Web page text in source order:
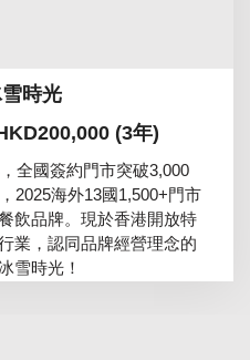
時光
(3年)
全國簽約門市突破3,000
2025海外13國1,500+門市
飲品牌。現於香港開放特
業，認同品牌經營理念的
雪時光！